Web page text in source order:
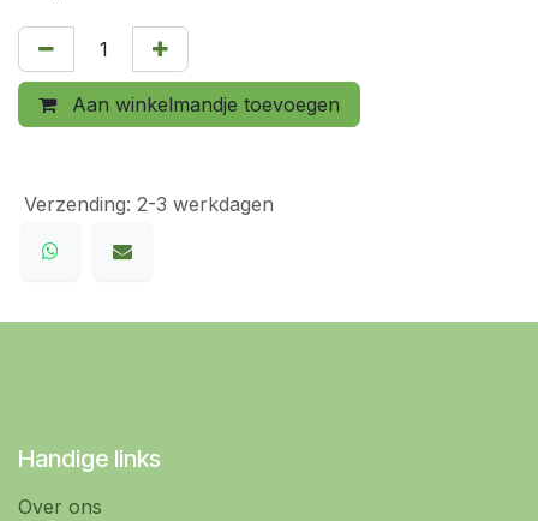
Aan winkelmandje toevoegen
Verzending: 2-3 werkdagen
Handige links
Over ons